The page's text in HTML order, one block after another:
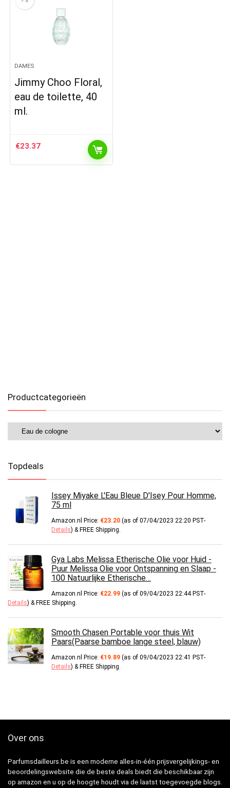
DAMES
Jimmy Choo Floral,
eau de toilette, 40
ml.
€23.37
Productcategorieën
Topdeals
Issey Miyake L'Eau Bleue D'Isey Pour Homme,
75 ml
Amazon.nl Price: €23.20 (as of 07/04/2023 22:20 PST-
Details) & FREE Shipping.
Gya Labs Melissa Etherische Olie voor Huid -
Puur Melissa Olie voor Ontspanning en Slaap -
100 Natuurlijke Etherische…
Amazon.nl Price: €22.99 (as of 09/04/2023 22:44 PST-
Details) & FREE Shipping.
Smooth Chasen Portable voor thuis Wit
Paars(Paarse bamboe lange steel, blauw)
Amazon.nl Price: €19.89 (as of 09/04/2023 22:41 PST-
Details) & FREE Shipping.
Over ons
Parfumsdailleurs.be is een moderne alles-in-één prijsvergelijkings- en
beoordelingswebsite die de beste deals biedt die beschikbaar zijn
op amazon en u op de hoogte houdt via de laatst toegevoegde blogs.